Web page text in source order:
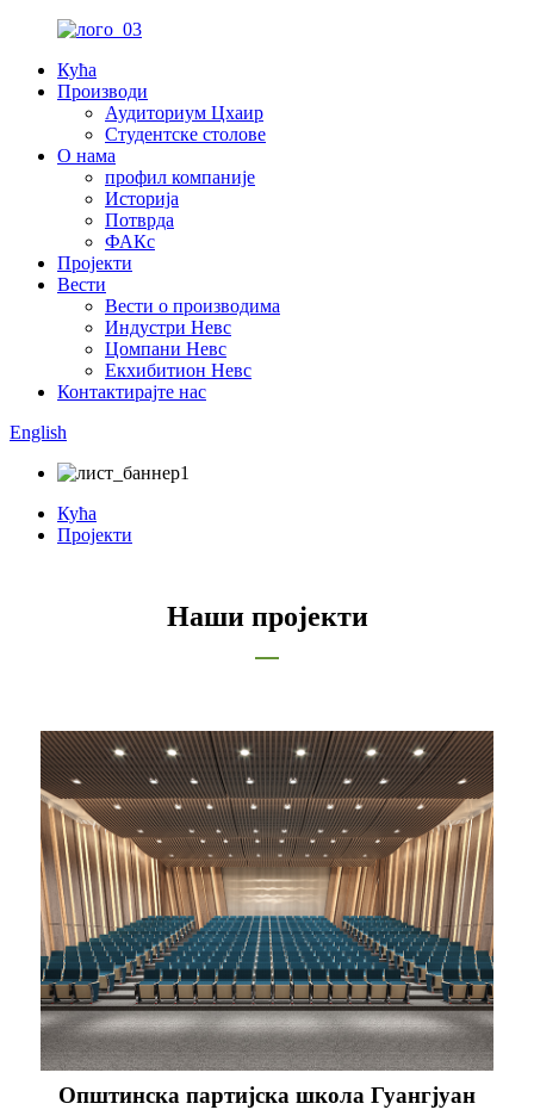
Кућа
Производи
Аудиториум Цхаир
Студентске столове
О нама
профил компаније
Историја
Потврда
ФАКс
Пројекти
Вести
Вести о производима
Индустри Невс
Цомпани Невс
Екхибитион Невс
Контактирајте нас
English
Кућа
Пројекти
Наши пројекти
Општинска партијска школа Гуангјуан